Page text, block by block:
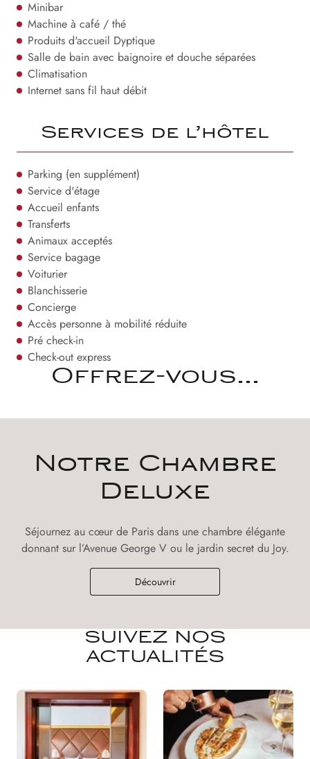
Minibar
Machine à café / thé
Produits d'accueil Dyptique
Salle de bain avec baignoire et douche séparées
Climatisation
Internet sans fil haut débit
Services de l’hôtel
Parking (en supplément)
Service d'étage
Accueil enfants
Transferts
Animaux acceptés
Service bagage
Voiturier
Blanchisserie
Concierge
Accès personne à mobilité réduite
Pré check-in
Check-out express
Offrez-vous...
Notre Chambre
Deluxe
Séjournez au cœur de Paris dans une chambre élégante
donnant sur l’Avenue George V ou le jardin secret du Joy.
Découvrir
SUIVEZ NOS
ACTUALITÉS